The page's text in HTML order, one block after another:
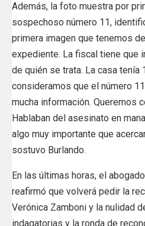
Además, la foto muestra por
sospechoso número 11,
primera imagen que tenemos
expediente. La fiscal tiene que
de quién se trata. La casa tenía
consideramos que el número
mucha información. Queremos
Hablaban del asesinato en
algo muy importante que
sostuvo Burlando.
En las últimas horas, el
reafirmó que volverá pedir la
Verónica Zamboni y la nulidad
indagatorias y la ronda de